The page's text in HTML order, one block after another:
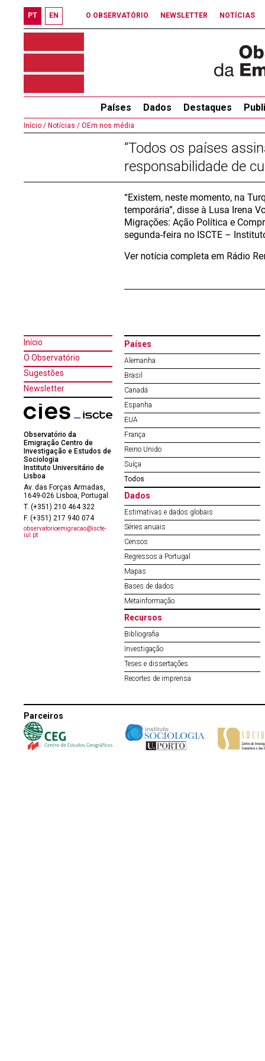
PT EN O OBSERVATÓRIO NEWSLETTER NOTÍCIAS
Países Dados Destaques
Início / Notícias / OEm nos média
“Todos os países
responsabilidade de
“Existem, neste momento, na
temporária”, disse à Lusa Irena
Migrações: Ação Política e
segunda-feira no ISCTE –
Ver notícia completa em Rádio
Início
O Observatório
Sugestões
Newsletter
Observatório da
Emigração Centro de
Investigação e Estudos de
Sociologia
Instituto Universitário de
Lisboa
Av. das Forças Armadas,
1649-026 Lisboa, Portugal
T. (+351) 210 464 322
F. (+351) 217 940 074
observatorioemigracao@iscte-
iul.pt
Países
Alemanha
Brasil
Canadá
Espanha
EUA
França
Reino Unido
Suíça
Todos
Dados
Estimativas e dados globais
Séries anuais
Censos
Regressos a Portugal
Mapas
Bases de dados
Metainformação
Recursos
Bibliografia
Investigação
Teses e dissertações
Recortes de imprensa
Parceiros